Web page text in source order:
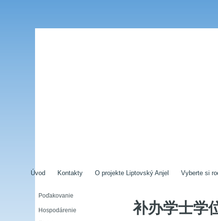
Úvod Kontakty O projekte Liptovský Anjel Vyberte si
Poďakovanie
Hospodárenie 补办学士学